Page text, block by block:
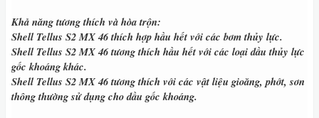
Khả năng tương thích và hòa trộn:
Shell Tellus S2 MX 46thích hợp hầu hết với các bơm thủy lực.
Shell Tellus S2 MX 46tương thích hầu hết với các loại dầu thủy lực
gốc khoáng khác.
Shell Tellus S2 MX 46tương thích với các vật liệu gioăng, phớt, sơn
thông thường sử dụng cho dầu gốc khoáng.